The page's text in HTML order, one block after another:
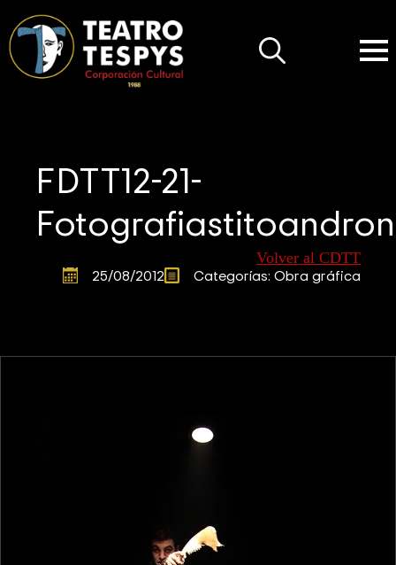
FDTT12-21-
Volver al CDTT
25/08/2012 Categorías: Obra gráfica